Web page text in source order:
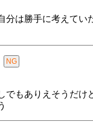
は勝手に考えて
もありえそうだ